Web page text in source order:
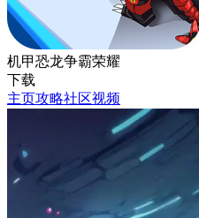
机甲恐龙争霸荣耀
下载
主页攻略社区视频